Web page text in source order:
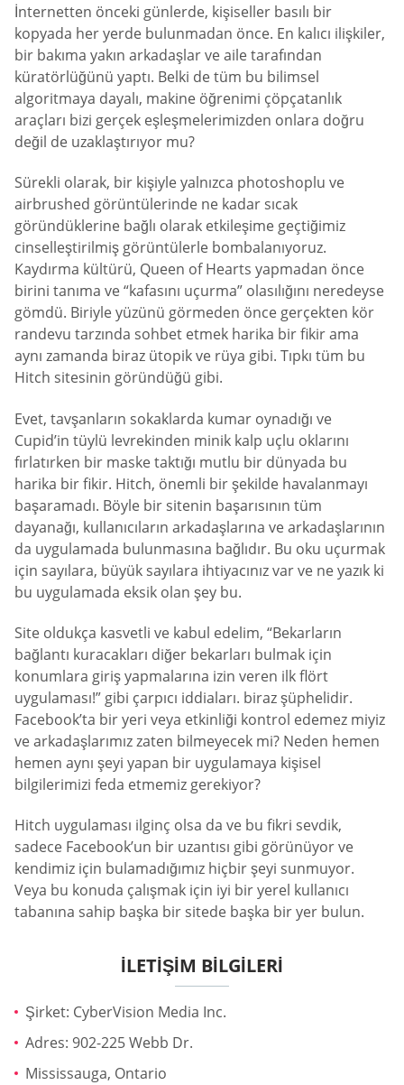
İnternetten önceki günlerde, kişiseller basılı bir
kopyada her yerde bulunmadan önce. En kalıcı ilişkiler,
bir bakıma yakın arkadaşlar ve aile tarafından
küratörlüğünü yaptı. Belki de tüm bu bilimsel
algoritmaya dayalı, makine öğrenimi çöpçatanlık
araçları bizi gerçek eşleşmelerimizden onlara doğru
değil de uzaklaştırıyor mu?
Sürekli olarak, bir kişiyle yalnızca photoshoplu ve
airbrushed görüntülerinde ne kadar sıcak
göründüklerine bağlı olarak etkileşime geçtiğimiz
cinselleştirilmiş görüntülerle bombalanıyoruz.
Kaydırma kültürü, Queen of Hearts yapmadan önce
birini tanıma ve “kafasını uçurma” olasılığını neredeyse
gömdü. Biriyle yüzünü görmeden önce gerçekten kör
randevu tarzında sohbet etmek harika bir fikir ama
aynı zamanda biraz ütopik ve rüya gibi. Tıpkı tüm bu
Hitch sitesinin göründüğü gibi.
Evet, tavşanların sokaklarda kumar oynadığı ve
Cupid’in tüylü levrekinden minik kalp uçlu oklarını
fırlatırken bir maske taktığı mutlu bir dünyada bu
harika bir fikir. Hitch, önemli bir şekilde havalanmayı
başaramadı. Böyle bir sitenin başarısının tüm
dayanağı, kullanıcıların arkadaşlarına ve arkadaşlarının
da uygulamada bulunmasına bağlıdır. Bu oku uçurmak
için sayılara, büyük sayılara ihtiyacınız var ve ne yazık ki
bu uygulamada eksik olan şey bu.
Site oldukça kasvetli ve kabul edelim, “Bekarların
bağlantı kuracakları diğer bekarları bulmak için
konumlara giriş yapmalarına izin veren ilk flört
uygulaması!” gibi çarpıcı iddiaları. biraz şüphelidir.
Facebook’ta bir yeri veya etkinliği kontrol edemez miyiz
ve arkadaşlarımız zaten bilmeyecek mi? Neden hemen
hemen aynı şeyi yapan bir uygulamaya kişisel
bilgilerimizi feda etmemiz gerekiyor?
Hitch uygulaması ilginç olsa da ve bu fikri sevdik,
sadece Facebook’un bir uzantısı gibi görünüyor ve
kendimiz için bulamadığımız hiçbir şeyi sunmuyor.
Veya bu konuda çalışmak için iyi bir yerel kullanıcı
tabanına sahip başka bir sitede başka bir yer bulun.
İLETIŞIM BILGILERI
Şirket: CyberVision Media Inc.
Adres: 902-225 Webb Dr.
Mississauga, Ontario